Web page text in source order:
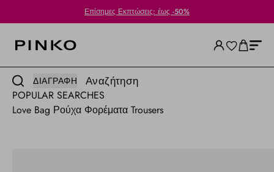
Standard αποστολή πάντα δωρεάν για αγορές από 250 € και άνω!
Αναζήτηση
ΔΙΑΓΡΑΦΉ
POPULAR SEARCHES
Love Bag Ρούχα Φορέματα Trousers